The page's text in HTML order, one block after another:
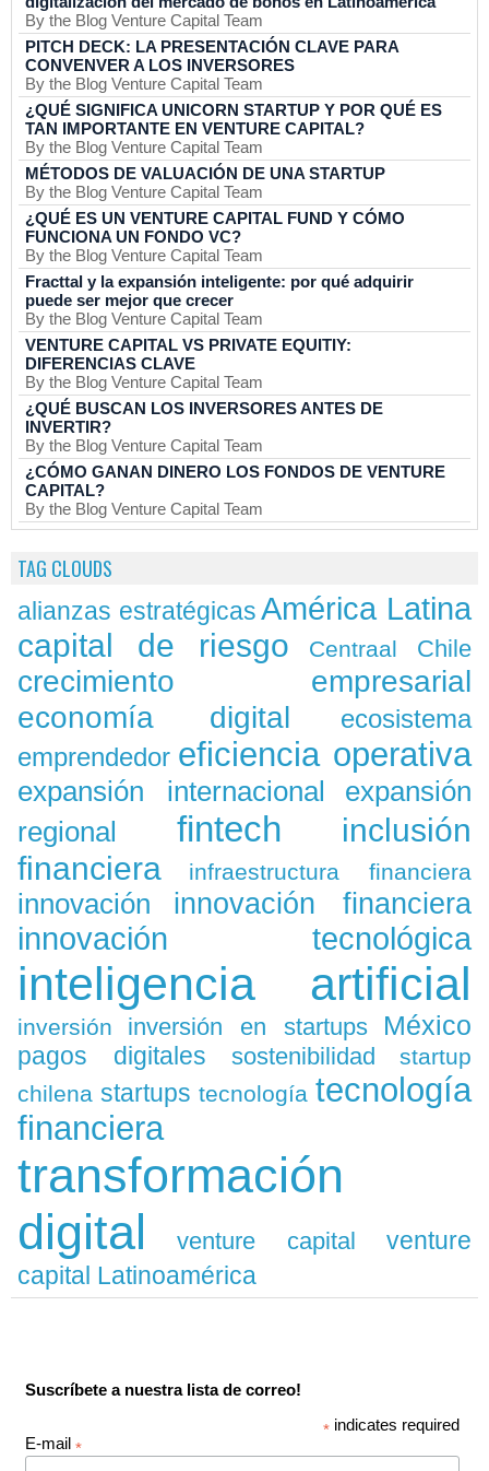
By the Blog Venture Capital Team
PITCH DECK: LA PRESENTACIÓN CLAVE PARA
CONVENVER A LOS INVERSORES
By the Blog Venture Capital Team
¿QUÉ SIGNIFICA UNICORN STARTUP Y POR QUÉ ES
TAN IMPORTANTE EN VENTURE CAPITAL?
By the Blog Venture Capital Team
MÉTODOS DE VALUACIÓN DE UNA STARTUP
By the Blog Venture Capital Team
¿QUÉ ES UN VENTURE CAPITAL FUND Y CÓMO
FUNCIONA UN FONDO VC?
By the Blog Venture Capital Team
Fracttal y la expansión inteligente: por qué adquirir
puede ser mejor que crecer
By the Blog Venture Capital Team
VENTURE CAPITAL VS PRIVATE EQUITIY:
DIFERENCIAS CLAVE
By the Blog Venture Capital Team
¿QUÉ BUSCAN LOS INVERSORES ANTES DE
INVERTIR?
By the Blog Venture Capital Team
¿CÓMO GANAN DINERO LOS FONDOS DE VENTURE
CAPITAL?
By the Blog Venture Capital Team
TAG CLOUDS
alianzas estratégicas América Latina
capital de riesgo Centraal Chile
crecimiento empresarial
economía digital
ecosistema
emprendedor eficiencia operativa
expansión internacional
expansión
regional
fintech
inclusión
financiera
infraestructura financiera
innovación innovación financiera
innovación tecnológica
inteligencia artificial
inversión inversión en startups México
pagos digitales sostenibilidad
startup
chilena startups tecnología tecnología
financiera
transformación
digital
venture capital
venture
capital Latinoamérica
Suscríbete a nuestra lista de correo!
* indicates required
E-mail *